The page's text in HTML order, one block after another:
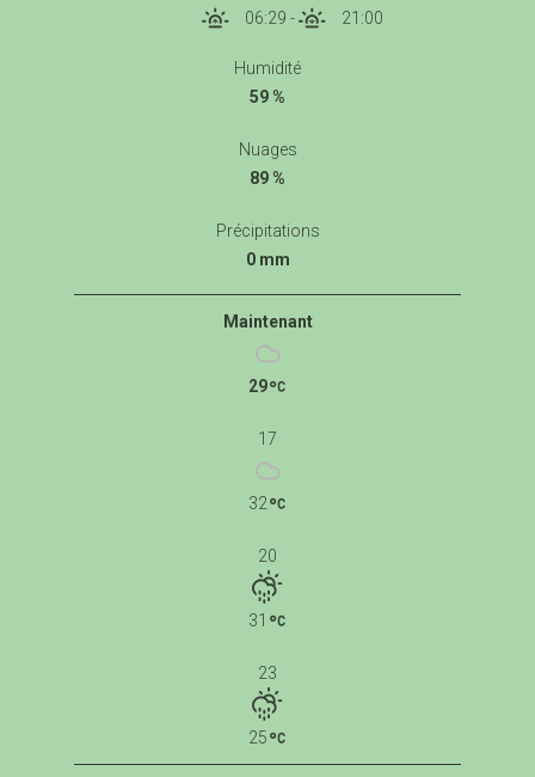
06:29 - 21:00
Humidité
59 %
Nuages
89 %
Précipitations
0 mm
Maintenant
29
17
32
20
31
23
25